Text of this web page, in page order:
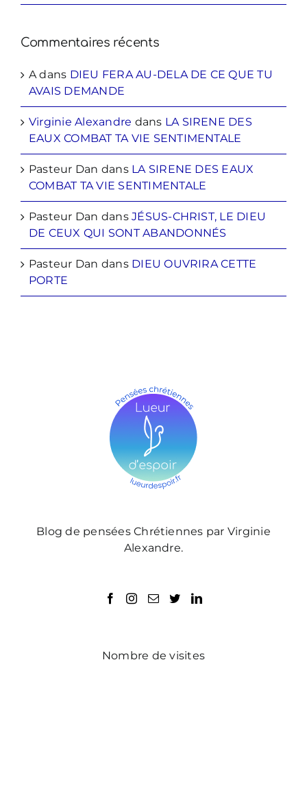
Commentaires récents
Adans DIEU FERA AU-DELA DE CE QUE TU
AVAIS DEMANDE
Virginie Alexandre dans LA SIRENE DES
EAUX COMBAT TA VIE SENTIMENTALE
Pasteur Dan dans LA SIRENE DES EAUX
COMBAT TA VIE SENTIMENTALE
Pasteur Dan dansJÉSUS-CHRIST, LE DIEU
DE CEUX QUI SONT ABANDONNÉS
Pasteur Dan dans DIEU OUVRIRA CETTE
PORTE
Blog de pensées Chrétiennes par Virginie
Alexandre.
Nombre de visites